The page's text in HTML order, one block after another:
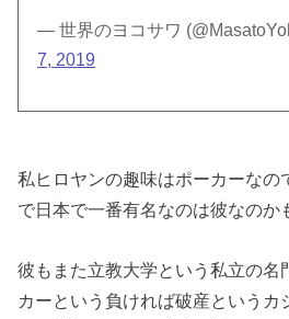
— 世界のヨコサワ
7, 2019
私ヒロヤンの趣味はポーカーなの
で日本で一番有名なのは彼なのか
彼もまた立教大学という私立の名
カーという負ければ破産というカ